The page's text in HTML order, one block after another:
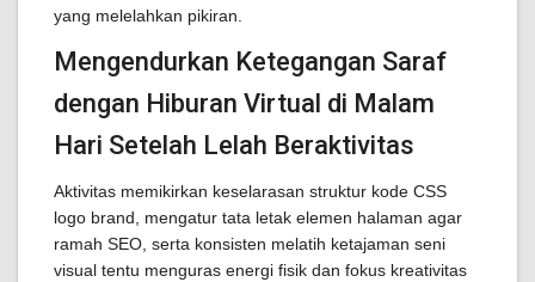
yang melelahkan pikiran.
Mengendurkan Ketegangan Saraf
dengan Hiburan Virtual di Malam
Hari Setelah Lelah Beraktivitas
Aktivitas memikirkan keselarasan struktur kode CSS
logo brand, mengatur tata letak elemen halaman agar
ramah SEO, serta konsisten melatih ketajaman seni
visual tentu menguras energi fisik dan fokus kreativitas